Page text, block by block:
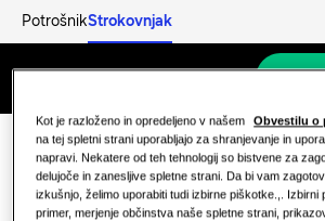
PotrošnikStrokovnjak
Izdelki
Izdelki Hero
REŠITVE ZA VAŠ DOM
Rešitve za klimatizacijo
Odkrijte
Ostanite
obveščeni
Kot je razloženo in opredeljeno v našem Obvestilu o
na tej spletni strani uporabljajo za shranjevanje in
napravi. Nekatere od teh tehnologij so bistvene za
delujoče in zanesljive spletne strani. Da bi vam
izkušnjo, želimo uporabiti tudi izbirne piškotke.,. Izbirni
primer, merjenje občinstva naše spletne strani,